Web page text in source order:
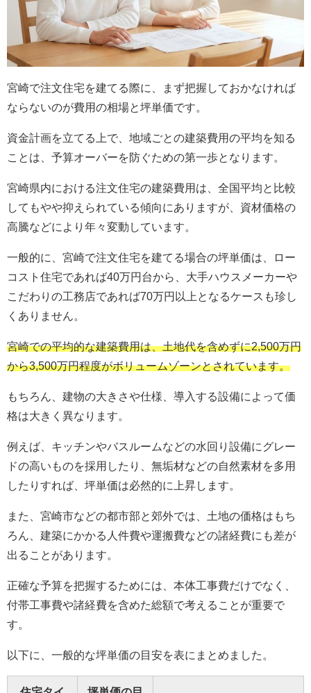
宮崎で注文住宅を建てる際に、まず把握しておかなければ
ならないのが費用の相場と坪単価です。
資金計画を立てる上で、地域ごとの建築費用の平均を知る
ことは、予算オーバーを防ぐための第一歩となります。
宮崎県内における注文住宅の建築費用は、全国平均と比較
してもやや抑えられている傾向にありますが、資材価格の
高騰などにより年々変動しています。
一般的に、宮崎で注文住宅を建てる場合の坪単価は、ロー
コスト住宅であれば40万円台から、大手ハウスメーカーや
こだわりの工務店であれば70万円以上となるケースも珍し
くありません。
宮崎での平均的な建築費用は、土地代を含めずに2,500万円
から3,500万円程度がボリュームゾーンとされています。
もちろん、建物の大きさや仕様、導入する設備によって価
格は大きく異なります。
例えば、キッチンやバスルームなどの水回り設備にグレー
ドの高いものを採用したり、無垢材などの自然素材を多用
したりすれば、坪単価は必然的に上昇します。
また、宮崎市などの都市部と郊外では、土地の価格はもち
ろん、建築にかかる人件費や運搬費などの諸経費にも差が
出ることがあります。
正確な予算を把握するためには、本体工事費だけでなく、
付帯工事費や諸経費を含めた総額で考えることが重要で
す。
以下に、一般的な坪単価の目安を表にまとめました。